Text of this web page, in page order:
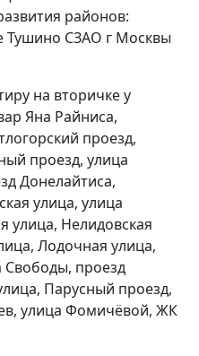
районов:
СЗАО г Москвы
на вторичке у
Яна Райниса,
проезд,
проезд, улица
Донелайтиса,
улица, улица
улица, Нелидовская
Лодочная улица,
Свободы, проезд
Парусный проезд,
улица Фомичёвой, ЖК